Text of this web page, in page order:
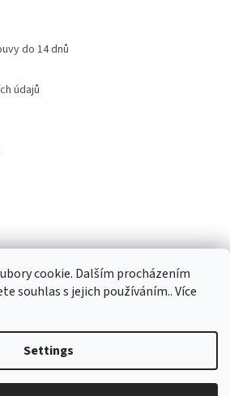
cookie. Dalším procházením
souhlas s jejich používáním.. Více
Settings
do 14 dnů
údajů
CARDAMON Online Magazín
Created by Shoptet